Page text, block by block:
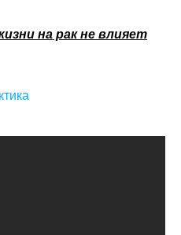
на рак не влияет